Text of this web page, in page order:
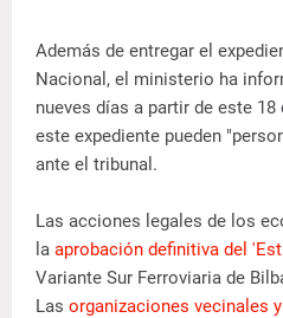
Además de entregar el
Nacional, el ministerio ha
nueves días a partir de este
este expediente pueden
ante el tribunal.
Las acciones legales de los
la aprobación definitiva del
Variante Sur Ferroviaria de
Las organizaciones vecinales